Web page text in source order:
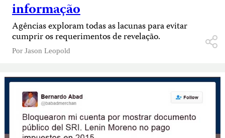
informação
Agências exploram todas as lacunas para evitar
cumprir os requerimentos de revelação.
Por Jason Leopold